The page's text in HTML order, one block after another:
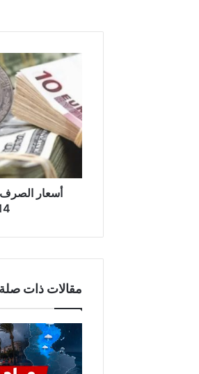
أسعار
تعاملات
اليوم
الجمعة
14
أفريل
2023
أسعار الصرف
14
مقالات ذات صلة